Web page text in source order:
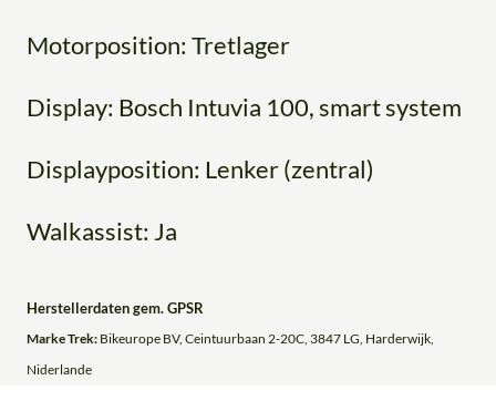
Motorposition: Tretlager
Display: Bosch Intuvia 100, smart system
Displayposition: Lenker (zentral)
Walkassist: Ja
Herstellerdaten gem. GPSR
Marke Trek: Bikeurope BV, Ceintuurbaan 2-20C, 3847 LG, Harderwijk,
Niderlande